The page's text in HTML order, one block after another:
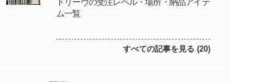
ドリーヴの受注レベル・場所・納品アイテ
ム一覧
すべての記事を見る (20)